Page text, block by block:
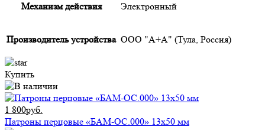
Механизм действия Электронный
Производитель устройства ООО "А+А" (Тула, Россия)
Купить
1 800руб.
Патроны перцовые «БАМ-ОС.000» 13х50 мм